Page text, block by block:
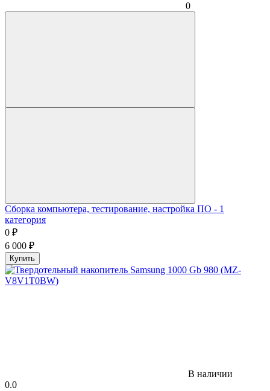
0
Сборка компьютера, тестирование, настройка ПО - 1
категория
0 ₽
6 000 ₽
Купить
В наличии
0.0